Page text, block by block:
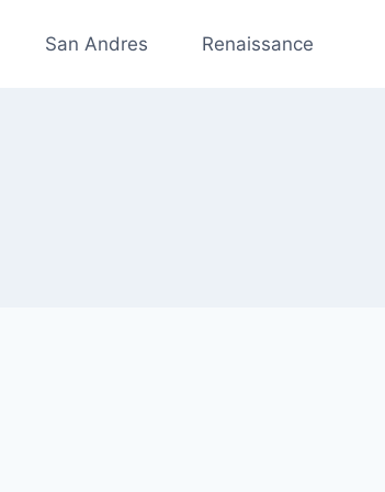
San Andres Renaissance